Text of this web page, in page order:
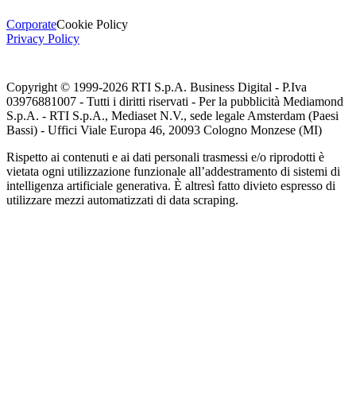
CorporateCookie Policy
Privacy Policy
Copyright © 1999-2026 RTI S.p.A. Business Digital - P.Iva
03976881007 - Tutti i diritti riservati - Per la pubblicità Mediamond
S.p.A. - RTI S.p.A., Mediaset N.V., sede legale Amsterdam (Paesi
Bassi) - Uffici Viale Europa 46, 20093 Cologno Monzese (MI)
Rispetto ai contenuti e ai dati personali trasmessi e/o riprodotti è
vietata ogni utilizzazione funzionale all’addestramento di sistemi di
intelligenza artificiale generativa. È altresì fatto divieto espresso di
utilizzare mezzi automatizzati di data scraping.